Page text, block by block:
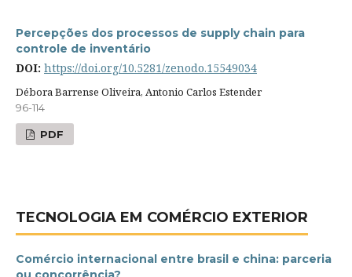
Percepções dos processos de supply chain para
controle de inventário
DOI: https://doi.org/10.5281/zenodo.15549034
Débora Barrense Oliveira, Antonio Carlos Estender
96-114
PDF
TECNOLOGIA EM COMÉRCIO EXTERIOR
Comércio internacional entre brasil e china: parceria